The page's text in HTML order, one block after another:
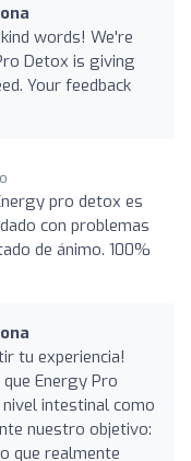
words! We're
Detox is giving
Your feedback
pro detox es
con problemas
de ánimo. 100%
tu experiencia!
Energy Pro
intestinal como
nuestro objetivo:
que realmente